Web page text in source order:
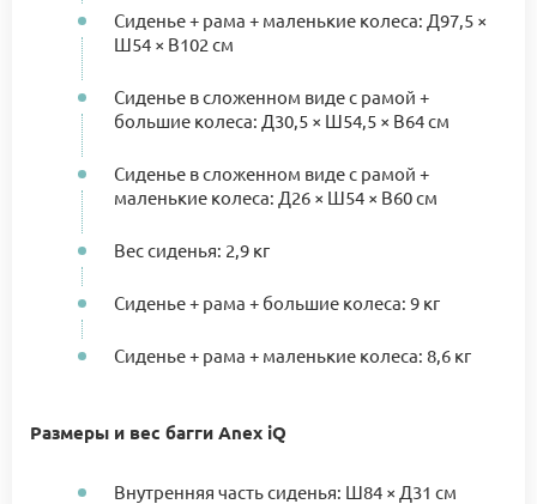
Сиденье + рама + маленькие колеса: Д97,5 ×
Ш54 × В102 см
Сиденье в сложенном виде с рамой +
большие колеса: Д30,5 × Ш54,5 × В64 см
Сиденье в сложенном виде с рамой +
маленькие колеса: Д26 × Ш54 × В60 см
Вес сиденья: 2,9 кг
Сиденье + рама + большие колеса: 9 кг
Сиденье + рама + маленькие колеса: 8,6 кг
Размеры и вес багги Anex iQ
Внутренняя часть сиденья: Ш84 × Д31 см